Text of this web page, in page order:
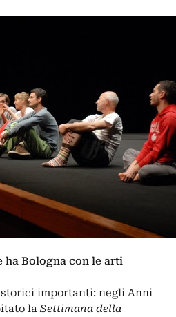
ha Bologna con le arti
importanti: negli Anni
la Settimana della